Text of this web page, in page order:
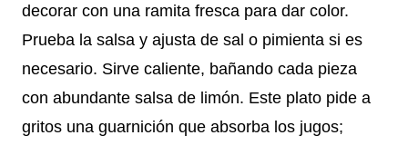
decorar con una ramita fresca para dar color.
Prueba la salsa y ajusta de sal o pimienta si es
necesario. Sirve caliente, bañando cada pieza
con abundante salsa de limón. Este plato pide a
gritos una guarnición que absorba los jugos;